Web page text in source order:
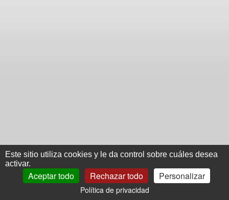
Este sitio utiliza cookies y le da control sobre cuáles desea
activar.
Aceptar todo Rechazar todo Personalizar
Política de privacidad